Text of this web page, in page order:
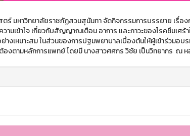
มหาวิทยาลัยราชภัฏสวนสุนันทา จัดกิจกรรมการบรรยาย เรื่อง
ามเข้าใจ เกี่ยวกับสัญญาณเตือน อาการ และภาวะของโรคซึมเศ
ย่างเหมาะสม ในส่วนของการปฐมพยาบาลเบื้องต้นให้ผู้เข้าร่วมอ
งตามหลักการแพทย์ โดยมี นางสาวศศกร วิชัย เป็นวิทยากร ณ